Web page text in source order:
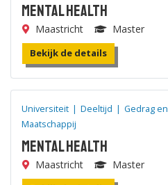
Mental Health
Maastricht Master
Bekijk de details
Universiteit | Deeltijd | Gedrag en
Maatschappij
Mental Health
Maastricht Master